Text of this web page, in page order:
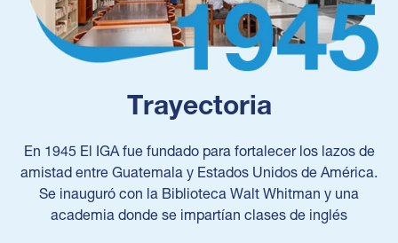
Trayectoria
En 1945 El IGA fue fundado para fortalecer los lazos de
amistad entre Guatemala y Estados Unidos de América.
Se inauguró con la Biblioteca Walt Whitman y una
academia donde se impartían clases de inglés